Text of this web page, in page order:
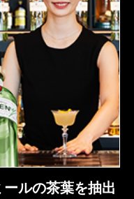
ルの茶葉を抽出